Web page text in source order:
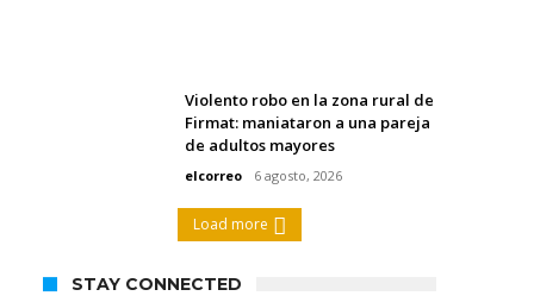
Violento robo en la zona rural de
Firmat: maniataron a una pareja
de adultos mayores
elcorreo 6 agosto, 2026
Load more
STAY CONNECTED